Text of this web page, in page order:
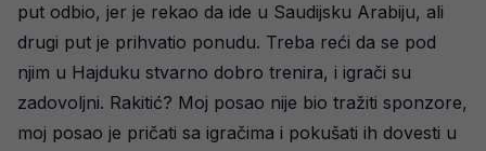
put odbio, jer je rekao da ide u Saudijsku Arabiju, ali
drugi put je prihvatio ponudu. Treba reći da se pod
njim u Hajduku stvarno dobro trenira, i igrači su
zadovoljni. Rakitić? Moj posao nije bio tražiti sponzore,
moj posao je pričati sa igračima i pokušati ih dovesti u